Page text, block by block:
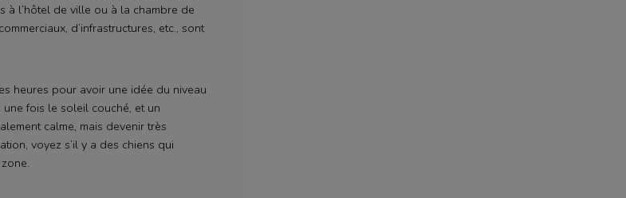
à l’hôtel de ville ou à la chambre de
d’infrastructures, etc., sont
heures pour avoir une idée du niveau
fois le soleil couché, et un
calme, mais devenir très
voyez s’il y a des chiens qui